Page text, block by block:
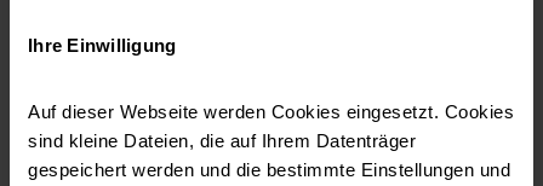
Ihre Einwilligung
Auf dieser Webseite werden Cookies eingesetzt. Cookies
sind kleine Dateien, die auf Ihrem Datenträger
gespeichert werden und die bestimmte Einstellungen und
Datenschutz